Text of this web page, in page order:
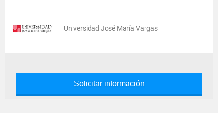
Universidad José María Vargas
Solicitar información